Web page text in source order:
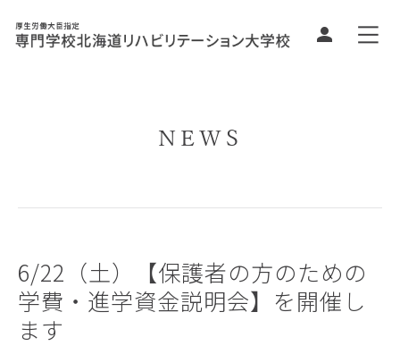
NEWS
6/22（土）【保護者の方のための
学費・進学資金説明会】を開催し
ます